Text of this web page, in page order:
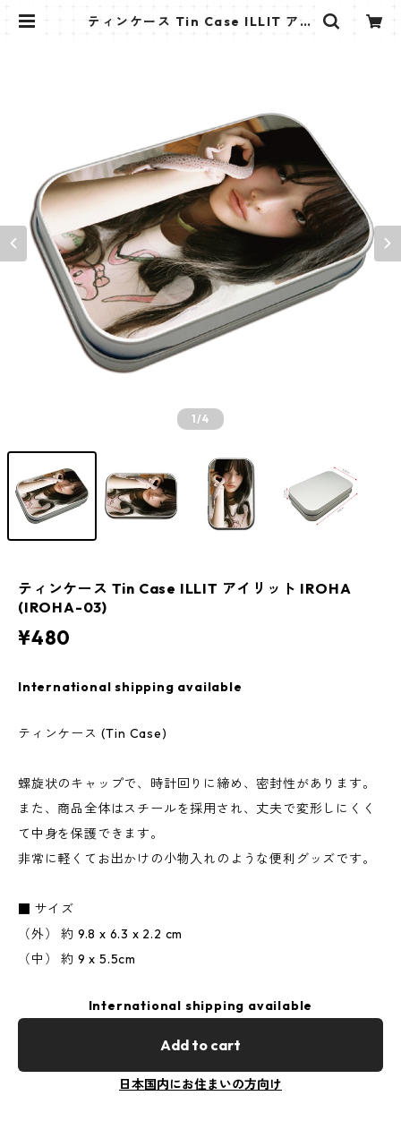
ティンケース Tin Case ILLIT アイ
1/4
ティンケース Tin Case ILLIT アイリット IROHA
(IROHA-03)
¥480
International shipping available
ティンケース (Tin Case)
螺旋状のキャップで、時計回りに締め、密封性があります。
また、商品全体はスチールを採用され、丈夫で変形しにくく
て中身を保護できます。
非常に軽くてお出かけの小物入れのような便利グッズです。
■ サイズ
（外） 約 9.8 x 6.3 x 2.2 cm
（中） 約 9 x 5.5cm
International shipping available
Add to cart
日本国内にお住まいの方向け